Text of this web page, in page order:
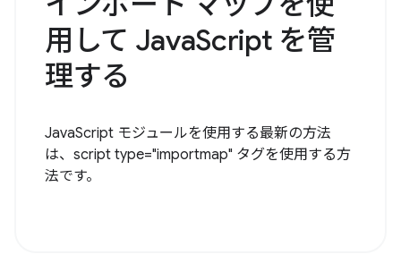
用して JavaScript を管
理する
JavaScript モジュールを使用する最新の方法
は、script type="importmap" タグを使用する方
法です。